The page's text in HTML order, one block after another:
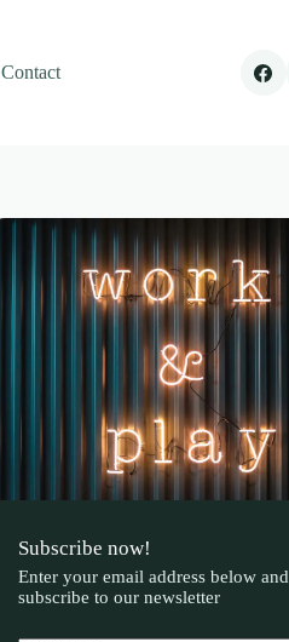
Contact
Subscribe now!
Enter your email address below and
subscribe to our newsletter